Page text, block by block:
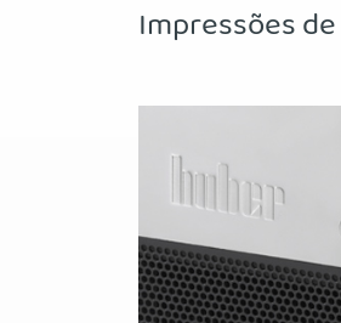
Impressões